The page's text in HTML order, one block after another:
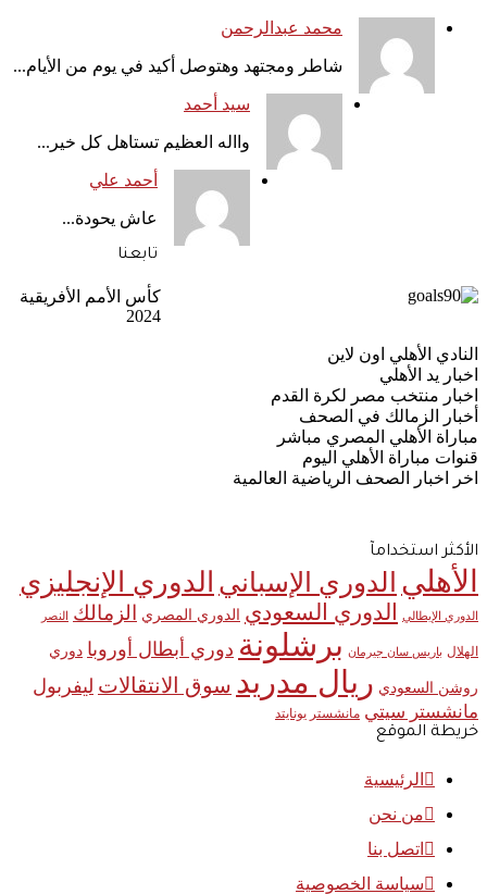
محمد عبدالرحمن
شاطر ومجتهد وهتوصل أكيد في يوم من الأيام...
سيد أحمد
وااله العظيم تستاهل كل خير...
أحمد علي
عاش يحودة...
تابعنا
كأس الأمم الأفريقية
2024
النادي الأهلي اون لاين
اخبار يد الأهلي
اخبار منتخب مصر لكرة القدم
أخبار الزمالك في الصحف
مباراة الأهلي المصري مباشر
قنوات مباراة الأهلي اليوم
اخر اخبار الصحف الرياضية العالمية
الأكثر استخدامآ
الأهلي الدوري الإسباني الدوري الإنجليزي
الدوري الإيطالي الدوري السعودي الدوري المصري الزمالك النصر
الهلال باريس سان جيرمان برشلونة دوري أبطال أوروبا دوري
روشن السعودي ريال مدريد سوق الانتقالات ليفربول
مانشستر سيتي مانشستر يونايتد
خريطة الموقع
الرئيسية
من نحن
اتصل بنا
سياسة الخصوصية